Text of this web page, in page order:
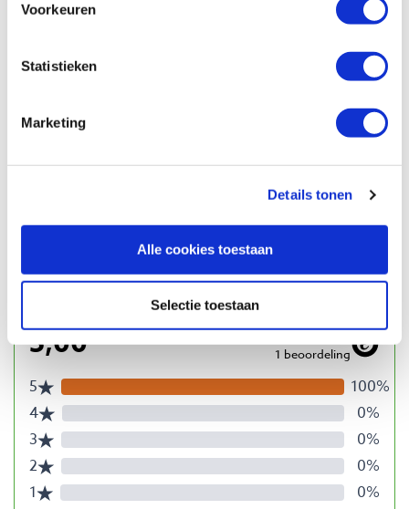
Voorkeuren
Statistieken
Marketing
Details tonen
Alle cookies toestaan
Selectie toestaan
Beoordelingen